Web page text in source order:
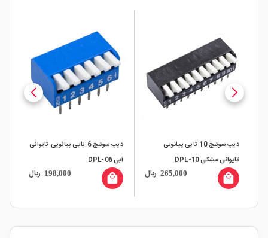
دیپ سوئیچ 10 تایی پیانویی
تایوانی مشکی DPL-10
265,000 ریال local_mall
دیپ سوئیچ 6 تایی پیانویی تایوانی
آبی DPL-06
198,000 ریال local_mall